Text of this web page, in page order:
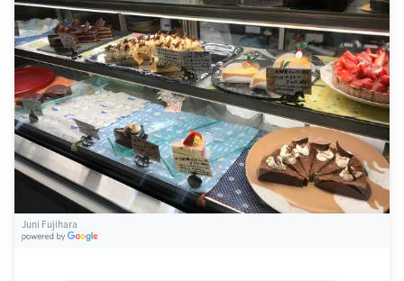
Juni Fujihara